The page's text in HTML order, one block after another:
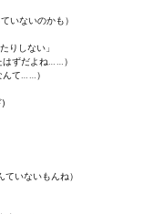
いないのかも）
りしない」
はずだよね……）
んて……）
)
ていないもんね）